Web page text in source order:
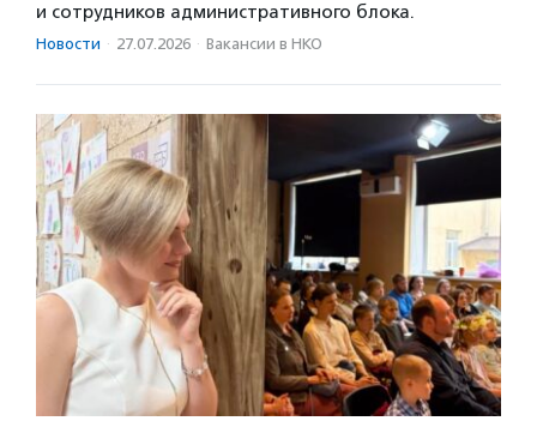
и сотрудников административного блока.
Новости · 27.07.2026 · Вакансии в НКО